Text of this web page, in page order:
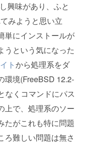
興味があり、ふと
みようと思い立
単にインストールが
うという気になった
トから処理系をダ
環境(FreeBSD 12.2-
なくコマンドにパス
上で、処理系のソー
たがこれも特に問題
ろ難しい問題は無さ